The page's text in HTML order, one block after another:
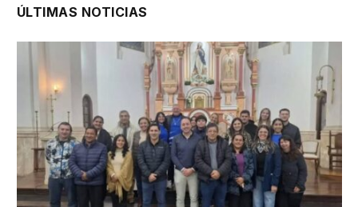
ÚLTIMAS NOTICIAS